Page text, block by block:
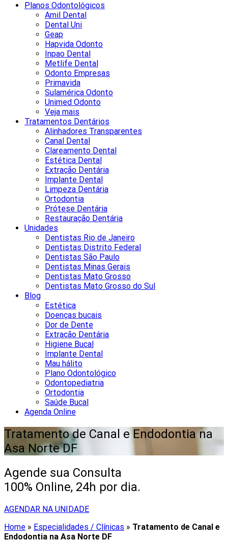
Planos Odontológicos
Amil Dental
Dental Uni
Geap
Hapvida Odonto
Inpao Dental
Metlife Dental
Odonto Empresas
Primavida
Sulamérica Odonto
Unimed Odonto
Veja mais
Tratamentos Dentários
Alinhadores Transparentes
Canal Dental
Clareamento Dental
Estética Dental
Extração Dentária
Implante Dental
Limpeza Dentária
Ortodontia
Prótese Dentária
Restauração Dentária
Unidades
Dentistas Rio de Janeiro
Dentistas Distrito Federal
Dentistas São Paulo
Dentistas Minas Gerais
Dentistas Mato Grosso
Dentistas Mato Grosso do Sul
Blog
Estética
Doenças bucais
Dor de Dente
Extração Dentária
Higiene Bucal
Implante Dental
Mau hálito
Plano Odontológico
Odontopediatria
Ortodontia
Saúde Bucal
Agenda Online
Tratamento de Canal e Endodontia na
Asa Norte DF
Agende sua Consulta
100% Online, 24h por dia.
AGENDAR NA UNIDADE
Home » Especialidades / Clínicas » Tratamento de Canal e
Endodontia na Asa Norte DF